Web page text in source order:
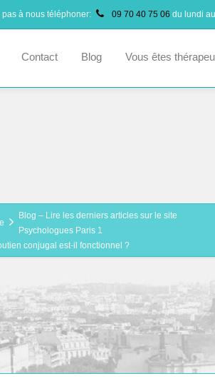
pas à nous téléphoner: 09 70 40 75 06 du lundi
Contact Blog Vous êtes
Blog – Lire les derniers articles sur le site
Psychologues Paris 1
conjugal est-il fonctionnel ?